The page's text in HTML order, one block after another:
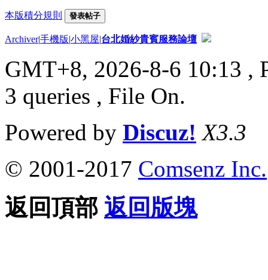
本版積分規則 發表帖子
Archiver|手機版|小黑屋|台北婚紗貴賓服務論壇
GMT+8, 2026-8-6 10:13 ,
3 queries , File On.
Powered by Discuz! X3.3
© 2001-2017 Comsenz Inc.
返回頂部 返回版塊